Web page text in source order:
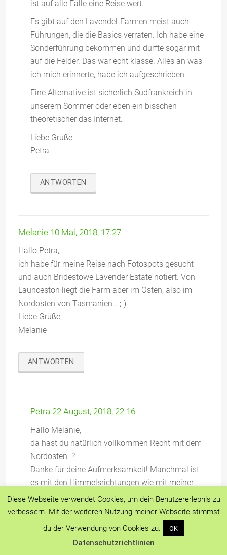
ist auf alle Fälle eine Reise wert.
Es gibt auf den Lavendel-Farmen meist auch
Führungen, die die Basics verraten. Ich habe eine
Sonderführung bekommen und durfte sogar mit
auf die Felder. Das war echt klasse. Alles an was
ich mich erinnerte, habe ich aufgeschrieben.
Eine Alternative ist sicherlich Südfrankreich in
unserem Sommer oder eben ein bisschen
theoretischer das Internet.
Liebe Grüße
Petra
ANTWORTEN
Melanie 10 Mai, 2018, 17:27
Hallo Petra,
ich habe für meine Reise nach Fotospots gesucht
und auch Bridestowe Lavender Estate notiert. Von
Launceston liegt die Farm aber im Osten, also im
Nordosten von Tasmanien… ;-)
Liebe Grüße,
Melanie
ANTWORTEN
Petra 22 August, 2018, 22:16
Hallo Melanie,
da hast du natürlich vollkommen Recht mit dem
Nordosten. ?
Danke für deine Aufmerksamkeit! Manchmal ist
es mit den Himmelsrichtungen wie mit meiner
Links/Rechts-Schwäche. Sie verdrehen sich
heimlich und am nächsten Tag steht die Welt auf
Sonnige Grüße
Diese Webseite verwendet Cookies, um dein Benutzererlebnis zu
verbessern. Mit der weiteren Nutzung meiner Webseite stimmst
du der Verwendung von Cookies zu.
OK
Datenschutzrichtlinien